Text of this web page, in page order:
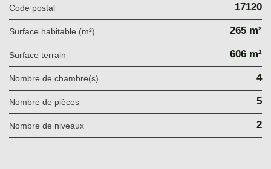
Code postal 17120
Surface habitable (m²) 265 m²
surface terrain 606 m²
Nombre de chambre(s) 4
Nombre de pièces 5
Nombre de niveaux 2